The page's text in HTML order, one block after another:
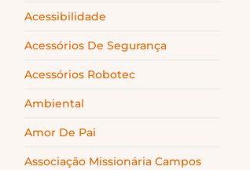
Acessibilidade
Acessórios De Segurança
Acessórios Robotec
Ambiental
Amor De Pai
Associação Missionária Campos